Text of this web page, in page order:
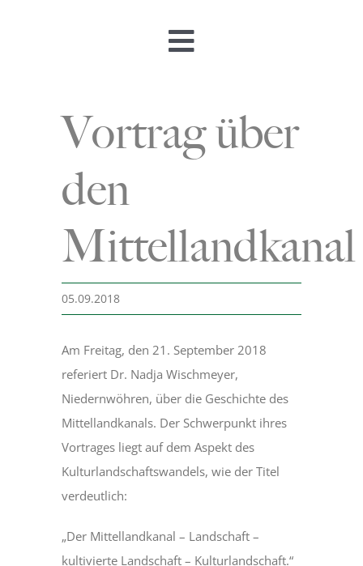
Toggle
Öffnungszeiten & Preise
Besucherbergwerk
Museum
Bergmannsweg
Hallo Kinder
Vortrag über
den
Mittellandkanal
05.09.2018
Am Freitag, den 21. September 2018
referiert Dr. Nadja Wischmeyer,
Niedernwöhren, über die Geschichte des
Mittellandkanals. Der Schwerpunkt ihres
Vortrages liegt auf dem Aspekt des
Kulturlandschaftswandels, wie der Titel
verdeutlich:
„Der Mittellandkanal – Landschaft –
kultivierte Landschaft – Kulturlandschaft.“